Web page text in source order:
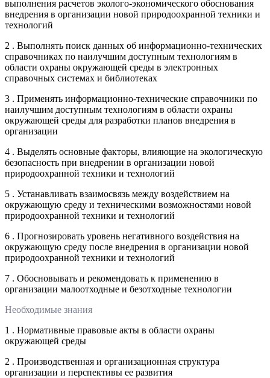
выполнения расчетов эколого-экономического обоснования
внедрения в организации новой природоохранной техники и
технологий
2 . Выполнять поиск данных об информационно-технических
справочниках по наилучшим доступным технологиям в
области охраны окружающей среды в электронных
справочных системах и библиотеках
3 . Применять информационно-технические справочники по
наилучшим доступным технологиям в области охраны
окружающей среды для разработки планов внедрения в
организации
4 . Выделять основные факторы, влияющие на экологическую
безопасность при внедрении в организации новой
природоохранной техники и технологий
5 . Устанавливать взаимосвязь между воздействием на
окружающую среду и техническими возможностями новой
природоохранной техники и технологий
6 . Прогнозировать уровень негативного воздействия на
окружающую среду после внедрения в организации новой
природоохранной техники и технологий
7 . Обосновывать и рекомендовать к применению в
организации малоотходные и безотходные технологии
Необходимые знания
1 . Нормативные правовые акты в области охраны
окружающей среды
2 . Производственная и организационная структура
организации и перспективы ее развития